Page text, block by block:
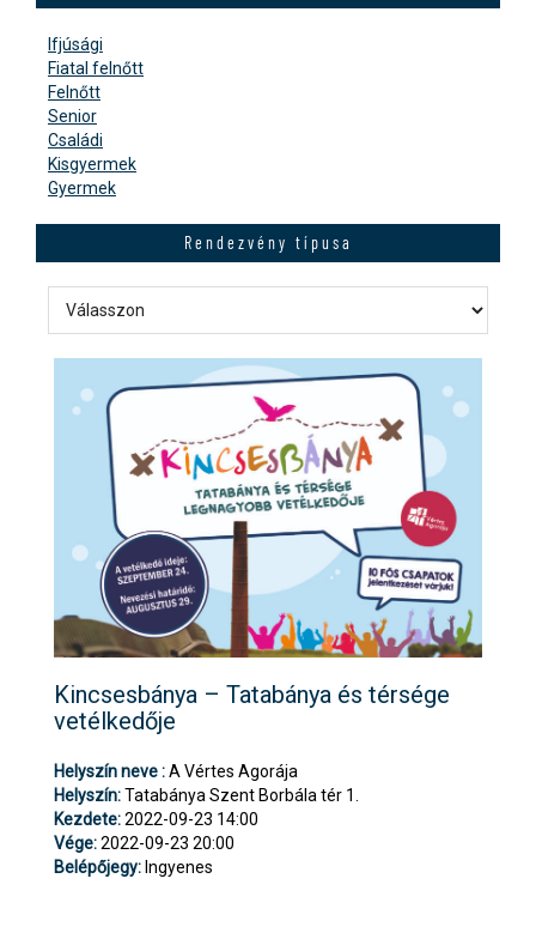
Ifjúsági
Fiatal felnőtt
Felnőtt
Senior
Családi
Kisgyermek
Gyermek
Rendezvény típusa
Kincsesbánya – Tatabánya és térsége
vetélkedője
Helyszín neve :A Vértes Agorája
Helyszín:Tatabánya Szent Borbála tér 1.
Kezdete:2022-09-23 14:00
Vége:2022-09-23 20:00
Belépőjegy: Ingyenes